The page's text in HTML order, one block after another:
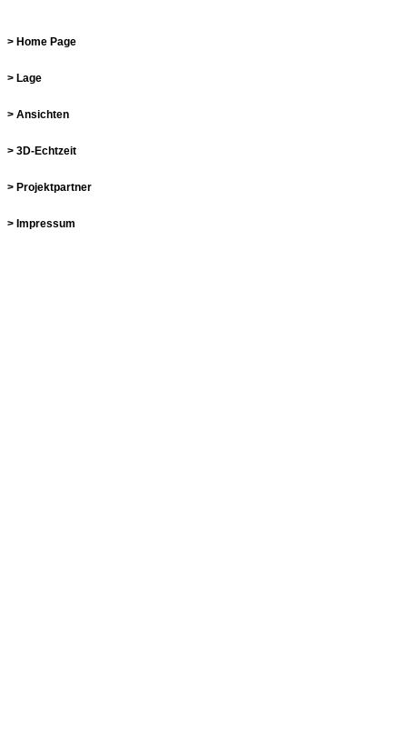
> Home Page
> Lage
> Ansichten
> 3D-Echtzeit
> Projektpartner
> Impressum